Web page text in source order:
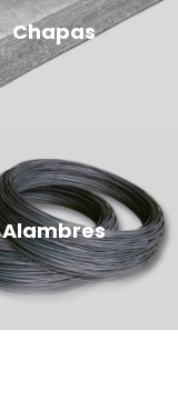
Chapas
Alambres